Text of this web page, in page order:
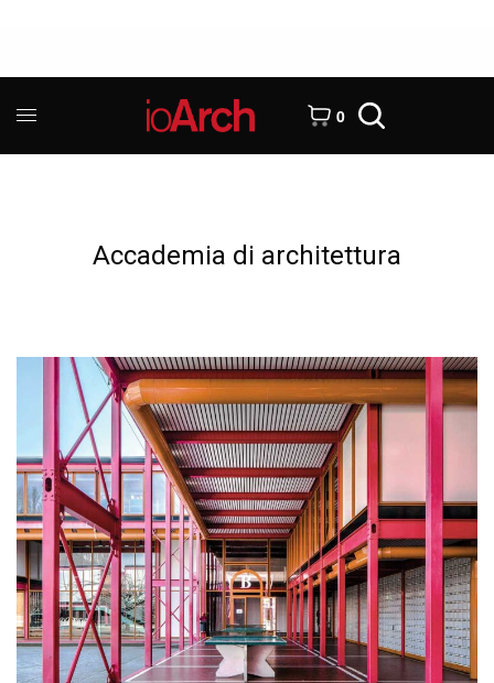
0
Accademia di architettura